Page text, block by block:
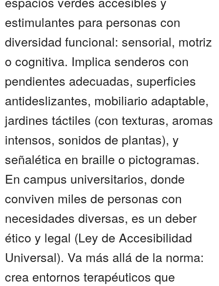
estimulantes para personas con
diversidad funcional: sensorial, motriz
o cognitiva. Implica senderos con
pendientes adecuadas, superficies
antideslizantes, mobiliario adaptable,
jardines táctiles (con texturas, aromas
intensos, sonidos de plantas), y
señalética en braille o pictogramas.
En campus universitarios, donde
conviven miles de personas con
necesidades diversas, es un deber
ético y legal (Ley de Accesibilidad
Universal). Va más allá de la norma:
crea entornos terapéuticos que